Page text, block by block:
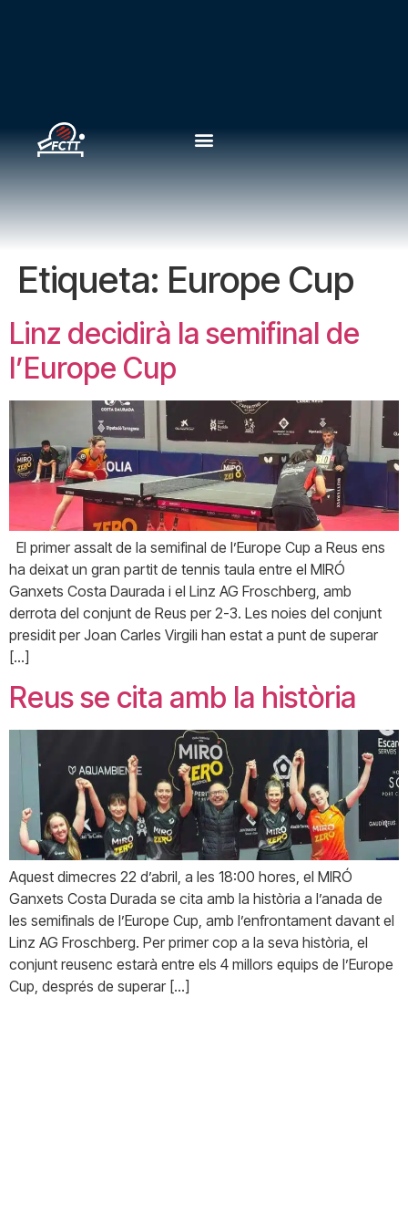
Etiqueta: Europe Cup
Linz decidirà la semifinal de
l’Europe Cup
El primer assalt de la semifinal de l’Europe Cup a Reus ens
ha deixat un gran partit de tennis taula entre el MIRÓ
Ganxets Costa Daurada i el Linz AG Froschberg, amb
derrota del conjunt de Reus per 2-3. Les noies del conjunt
presidit per Joan Carles Virgili han estat a punt de superar
[…]
Reus se cita amb la història
Aquest dimecres 22 d’abril, a les 18:00 hores, el MIRÓ
Ganxets Costa Durada se cita amb la història a l’anada de
les semifinals de l’Europe Cup, amb l’enfrontament davant el
Linz AG Froschberg. Per primer cop a la seva història, el
conjunt reusenc estarà entre els 4 millors equips de l’Europe
Cup, després de superar […]